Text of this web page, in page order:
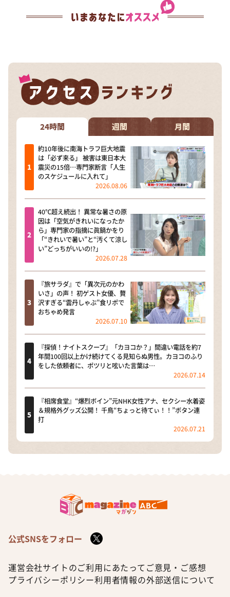
24時間 週間 月間
約10年後に南海トラフ巨大地震
は「必ず来る」 被害は東日本大
震災の15倍…専門家断言「人生
のスケジュールに入れて」
2026.08.06
40℃超え続出！ 異常な暑さの原
因は「空気がきれいになったか
ら」専門家の指摘に眞鍋かをり
「“きれいで暑い”と“汚くて涼し
い”どっちがいいの!?」
2026.07.28
『旅サラダ』で「異次元のかわ
いさ」の声！ 初ゲスト女優、贅
沢すぎる“雲丹しゃぶ”食リポで
おちゃめ発言
2026.07.10
『探偵！ナイトスクープ』「カヨコか？」間違い電話を約7
年間100回以上かけ続けてくる見知らぬ男性。カヨコのふり
をした依頼者に、ポツリと呟いた言葉は…
2026.07.14
『相席食堂』“爆烈ボイン”元NHK女性アナ、セクシー水着姿
＆規格外グッズ公開！ 千鳥“ちょっと待てぃ！！”ボタン連
打
2026.07.21
公式SNSをフォロー
運営会社サイトのご利用にあたって ご意見・ご感想
プライバシーポリシー利用者情報の外部送信について